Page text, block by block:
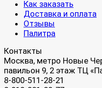
Как заказать
Доставка и оплата
Отзывы
Палитра
Контакты
Москва, метро Новые
павильон 9, 2 этаж ТЦ
8-800-511-28-21